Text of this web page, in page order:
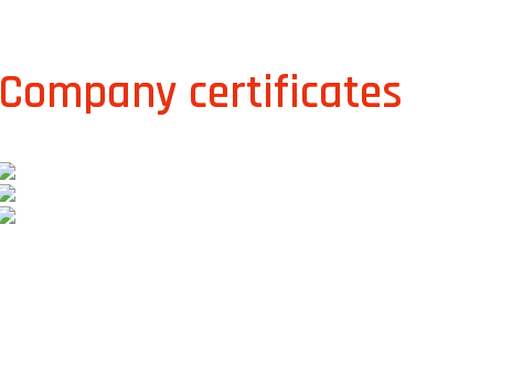
Company certificates